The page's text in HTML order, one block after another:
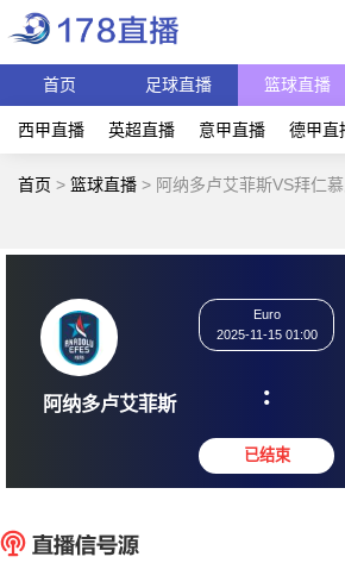
首页 足球直播 篮球直播
西甲直播 英超直播 意甲直播 德甲直
首页 > 篮球直播 > 阿纳多卢艾菲斯VS拜仁
阿纳多卢艾菲斯
2025-11-
: